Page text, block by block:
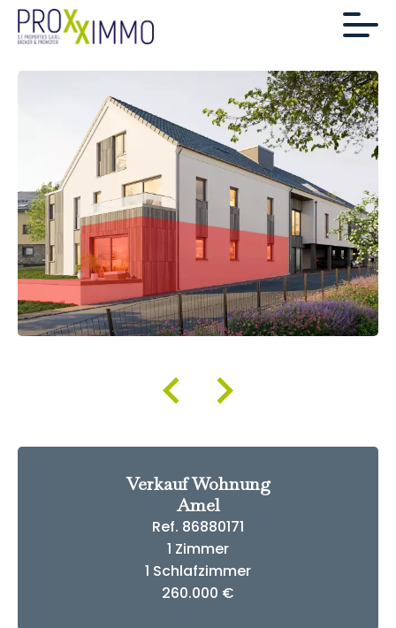
Verkauf Wohnung
Amel
Ref. 86880171
1 Zimmer
1 Schlafzimmer
260.000 €